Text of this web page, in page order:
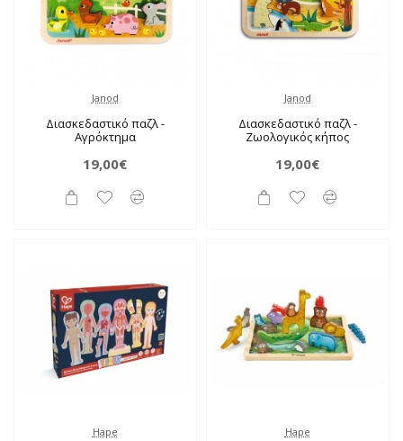
Janod
Διασκεδαστικό παζλ -
Αγρόκτημα
19,00€
Janod
Διασκεδαστικό παζλ -
Ζωολογικός κήπος
19,00€
Hape Hape